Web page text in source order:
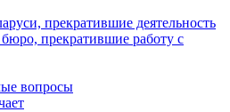
прекратившие деятельность
прекратившие работу с
вопросы